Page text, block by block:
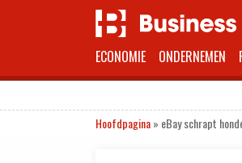
ECONOMIE ONDERNEMEN
Hoofdpagina» eBay schrapt